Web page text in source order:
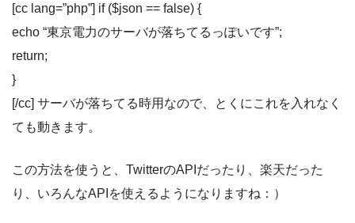
[cc lang=”php”] if ($json == false) {
echo “東京電力のサーバが落ちてるっぽいです”;
return;
}
[/cc] サーバが落ちてる時用なので、とくにこれを入れなく
ても動きます。
この方法を使うと、TwitterのAPIだったり、楽天だった
り、いろんなAPIを使えるようになりますね：）